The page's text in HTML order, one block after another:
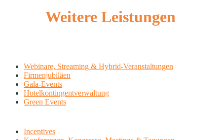
Weitere Leistungen
Webinare, Streaming & Hybrid-Veranstaltungen
Firmenjubiläen
Gala-Events
Hotelkontingentverwaltung
Green Events
Incentives